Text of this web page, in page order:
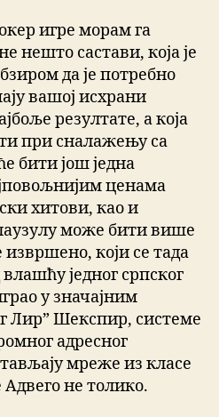
игре морам га
нешто састави, која је
да је потребно
вашој исхрани
резултате, а која
при сналажењу са
бити још једна
ценама
хитови, као и
може бити више
извршено, који се тада
једног српског
у значајним
Лир” Шекспир, системе
адресног
мреже из класе
Адвего не толико.